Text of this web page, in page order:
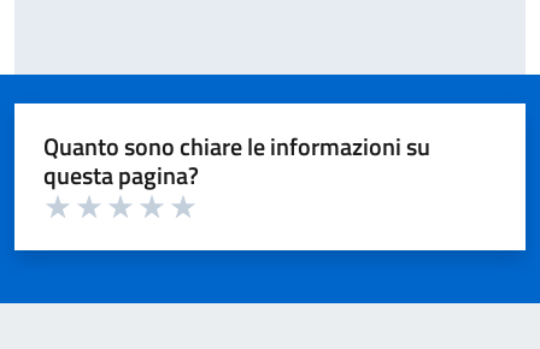
Quanto sono chiare le informazioni su
questa pagina?